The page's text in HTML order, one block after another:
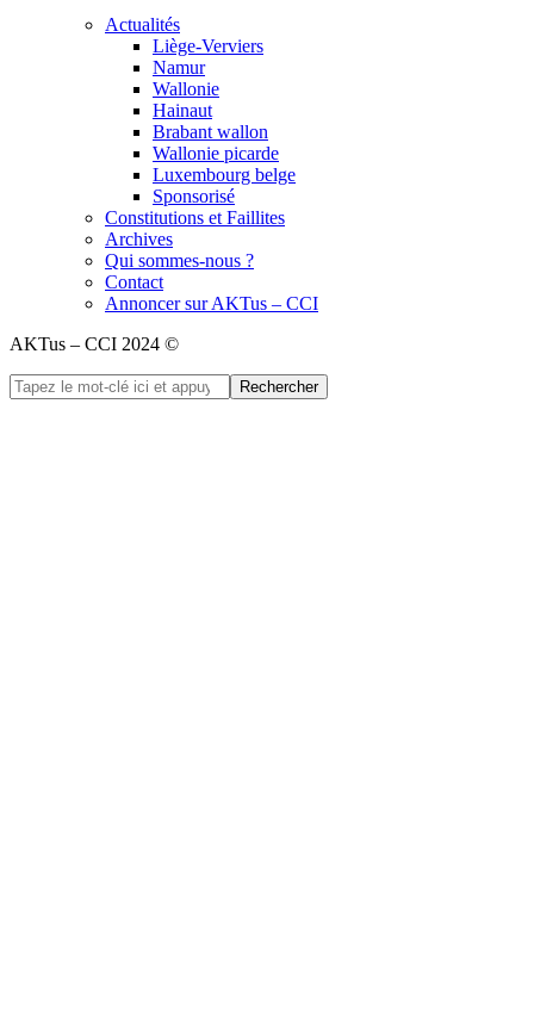
Actualités
Liège-Verviers
Namur
Wallonie
Hainaut
Brabant wallon
Wallonie picarde
Luxembourg belge
Sponsorisé
Constitutions et Faillites
Archives
Qui sommes-nous ?
Contact
Annoncer sur AKTus – CCI
AKTus – CCI 2024 ©